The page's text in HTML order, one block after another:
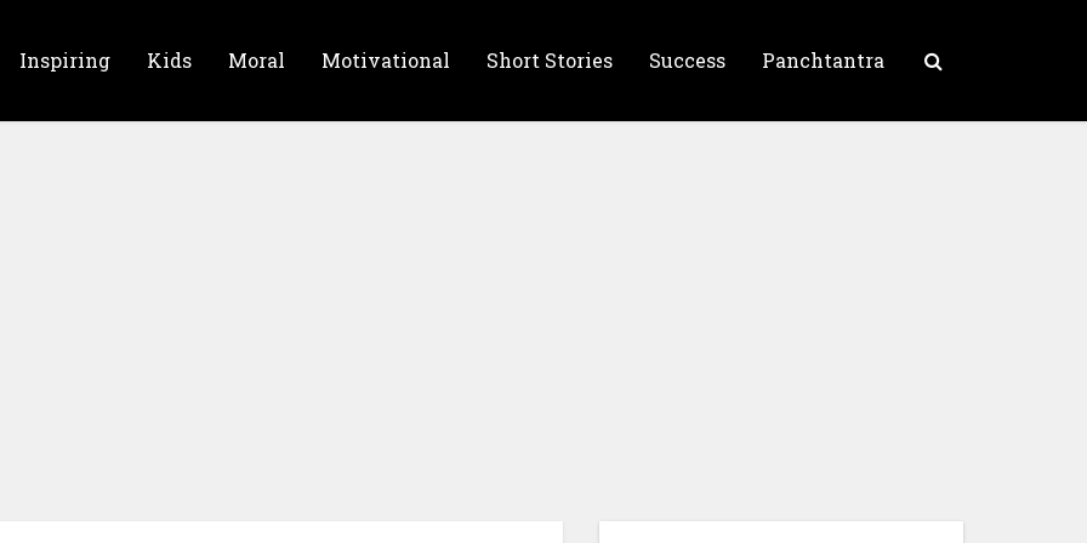
Inspiring Kids Moral Motivational Short Stories Success Panchtantra